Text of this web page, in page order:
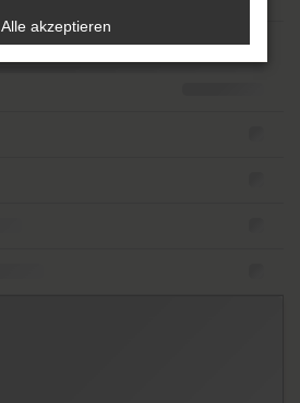
Alle akzeptieren